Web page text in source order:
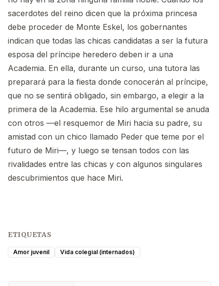
sacerdotes del reino dicen que la próxima princesa
debe proceder de Monte Eskel, los gobernantes
indican que todas las chicas candidatas a ser la futura
esposa del príncipe heredero deben ir a una
Academia. En ella, durante un curso, una tutora las
preparará para la fiesta donde conocerán al príncipe,
que no se sentirá obligado, sin embargo, a elegir a la
primera de la Academia. Ese hilo argumental se anuda
con otros —el resquemor de Miri hacia su padre, su
amistad con un chico llamado Peder que teme por el
futuro de Miri—, y luego se tensan todos con las
rivalidades entre las chicas y con algunos singulares
descubrimientos que hace Miri.
ETIQUETAS
Amor juvenil Vida colegial (internados)